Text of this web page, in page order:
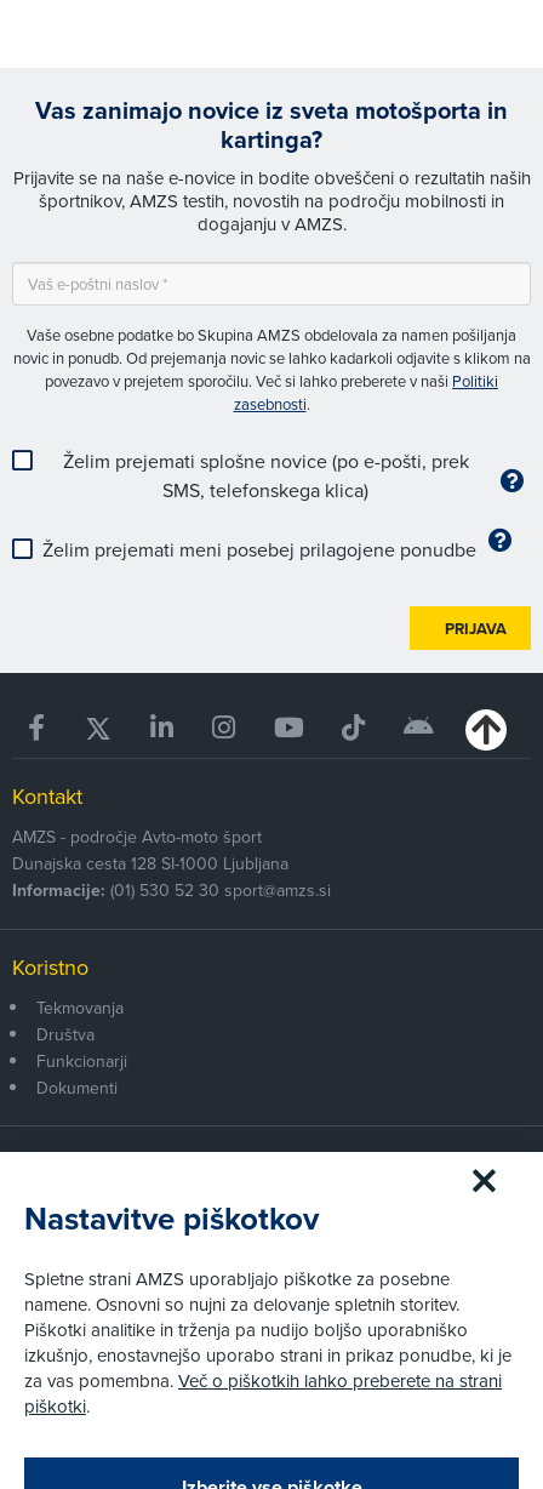
Zapri
Podarjamo vam 10 €!
Vas zanimajo novice iz sveta motošporta in
kartinga?
Prijavite se na naše e-novice in bodite obveščeni o rezultatih naših
športnikov, AMZS testih, novostih na področju mobilnosti in
dogajanju v AMZS.
Vaše osebne podatke bo Skupina AMZS obdelovala za namen pošiljanja
novic in ponudb. Od prejemanja novic se lahko kadarkoli odjavite s klikom na
povezavo v prejetem sporočilu. Več si lahko preberete v naši Politiki
zasebnosti.
Želim prejemati splošne novice (po e-pošti, prek
SMS, telefonskega klica)
Želim prejemati meni posebej prilagojene ponudbe
PRIJAVA
Kontakt
AMZS - področje Avto-moto šport
Dunajska cesta 128 SI-1000 Ljubljana
Informacije: (01) 530 52 30 sport@amzs.si
Koristno
Tekmovanja
Društva
Funkcionarji
Dokumenti
Postanite član AMZS
Zakaj (p)ostati član?
Kako vam pomagamo
Pravni vidiki
Piškotki
Pravno obvestilo
Nastavitve piškotkov
Spletne strani AMZS uporabljajo piškotke za posebne
namene. Osnovni so nujni za delovanje spletnih storitev.
Piškotki analitike in trženja pa nudijo boljšo uporabniško
izkušnjo, enostavnejšo uporabo strani in prikaz ponudbe, ki je
za vas pomembna.Več o piškotkih lahko preberete na strani
piškotki.